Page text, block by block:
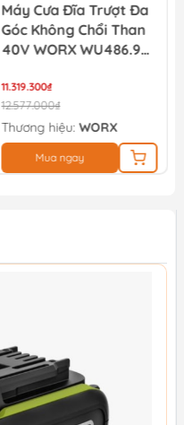
Máy Cưa Đĩa Trượt Đa
Góc Không Chổi Than
40V WORX WU486.9
Sạc)
11.319.300₫
12.577.000₫
Thương hiệu:WORX
Mua ngay